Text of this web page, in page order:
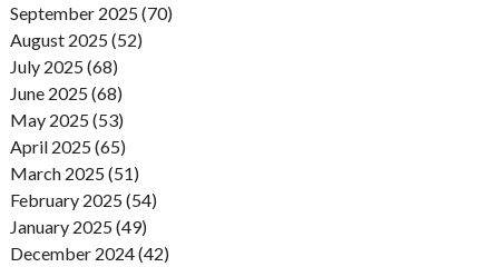
September 2025 (70)
August 2025 (52)
July 2025 (68)
June 2025 (68)
May 2025 (53)
April 2025 (65)
March 2025 (51)
February 2025 (54)
January 2025 (49)
December 2024 (42)